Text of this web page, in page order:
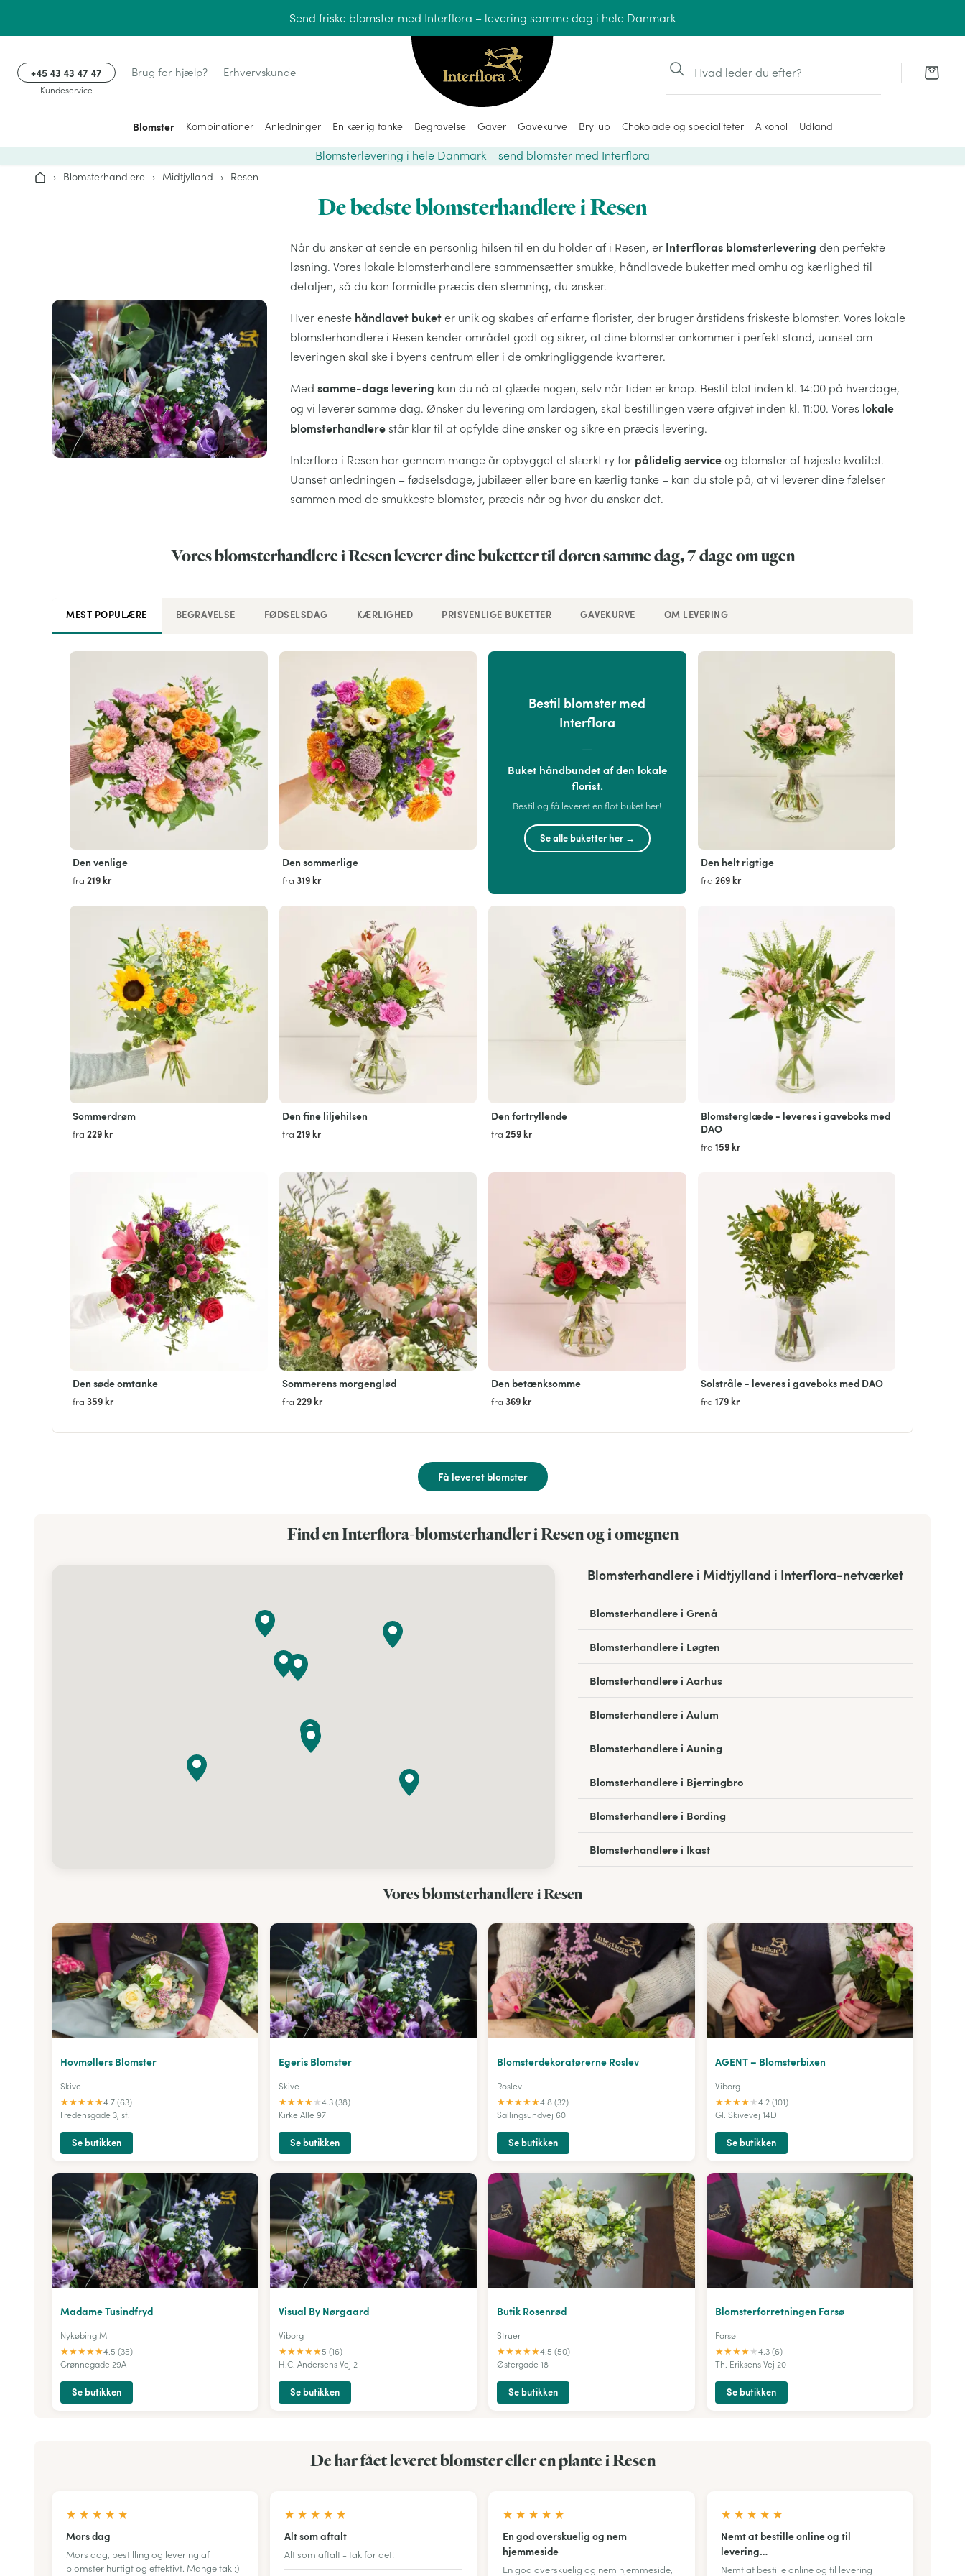
Send friske blomster med Interflora – levering samme dag i hele Danmark
+45 43 43 47 47
Kundeservice
Brug for hjælp? Erhvervskunde
Søg
Blomster Kombinationer Anledninger En kærlig tanke Begravelse Gaver Gavekurve Bryllup Chokolade og specialiteter Alkohol Udland
Blomsterlevering i hele Danmark – send blomster med Interflora
Hjem› Blomsterhandlere › Midtjylland › Resen
De bedste blomsterhandlere i Resen
Når du ønsker at sende en personlig hilsen til en du holder af i Resen, er Interfloras blomsterlevering den perfekte
løsning. Vores lokale blomsterhandlere sammensætter smukke, håndlavede buketter med omhu og kærlighed til
detaljen, så du kan formidle præcis den stemning, du ønsker.
Hver eneste håndlavet buket er unik og skabes af erfarne florister, der bruger årstidens friskeste blomster. Vores lokale
blomsterhandlere i Resen kender området godt og sikrer, at dine blomster ankommer i perfekt stand, uanset om
leveringen skal ske i byens centrum eller i de omkringliggende kvarterer.
Med samme-dags levering kan du nå at glæde nogen, selv når tiden er knap. Bestil blot inden kl. 14:00 på hverdage,
og vi leverer samme dag. Ønsker du levering om lørdagen, skal bestillingen være afgivet inden kl. 11:00. Vores lokale
blomsterhandlere står klar til at opfylde dine ønsker og sikre en præcis levering.
Interflora i Resen har gennem mange år opbygget et stærkt ry for pålidelig service og blomster af højeste kvalitet.
Uanset anledningen – fødselsdage, jubilæer eller bare en kærlig tanke – kan du stole på, at vi leverer dine følelser
sammen med de smukkeste blomster, præcis når og hvor du ønsker det.
Vores blomsterhandlere i Resen leverer dine buketter til døren samme dag, 7 dage om ugen
MEST POPULÆRE BEGRAVELSE FØDSELSDAG KÆRLIGHED PRISVENLIGE BUKETTER GAVEKURVE OM LEVERING
Den venlige
fra 219 kr
Den sommerlige
fra 319 kr
Bestil blomster med
Interflora
—
Buket håndbundet af den lokale
florist.
Bestil og få leveret en flot buket her!
Se alle buketter her →
Den helt rigtige
fra 269 kr
Sommerdrøm
fra 229 kr
Den fine liljehilsen
fra 219 kr
Den fortryllende
fra 259 kr
Blomsterglæde - leveres i gaveboks med
DAO
fra 159 kr
Den søde omtanke
fra 359 kr
Sommerens morgenglød
fra 229 kr
Den betænksomme
fra 369 kr
Solstråle - leveres i gaveboks med DAO
fra 179 kr
Få leveret blomster
Find en Interflora-blomsterhandler i Resen og i omegnen
Blomsterhandlere i Midtjylland i Interflora-netværket
Blomsterhandlere i Grenå
Blomsterhandlere i Løgten
Blomsterhandlere i Aarhus
Blomsterhandlere i Aulum
Blomsterhandlere i Auning
Blomsterhandlere i Bjerringbro
Blomsterhandlere i Bording
Blomsterhandlere i Ikast
Vores blomsterhandlere i Resen
Hovmøllers Blomster
Skive
★★★★★4.7 (63)
Fredensgade 3, st.
Se butikken
Egeris Blomster
Skive
★★★★★4.3 (38)
Kirke Alle 97
Se butikken
Blomsterdekoratørerne Roslev
Roslev
★★★★★4.8 (32)
Sallingsundvej 60
Se butikken
AGENT – Blomsterbixen
Viborg
★★★★★4.2 (101)
Gl. Skivevej 14D
Se butikken
Madame Tusindfryd
Nykøbing M
★★★★★4.5 (35)
Grønnegade 29A
Se butikken
Visual By Nørgaard
Viborg
★★★★★5 (16)
H.C. Andersens Vej 2
Se butikken
Butik Rosenrød
Struer
★★★★★4.5 (50)
Østergade 18
Se butikken
Blomsterforretningen Farsø
Farsø
★★★★★4.3 (6)
Th. Eriksens Vej 20
Se butikken
De har fået leveret blomster eller en plante i Resen
★ ★ ★ ★ ★
Mors dag
Mors dag, bestilling og levering af
blomster hurtigt og effektivt. Mange tak :)
★ ★ ★ ★ ★
Alt som aftalt
Alt som aftalt - tak for det!
★ ★ ★ ★ ★
En god overskuelig og nem
hjemmeside
En god overskuelig og nem hjemmeside,
★ ★ ★ ★ ★
Nemt at bestille online og til
levering…
Nemt at bestille online og til levering